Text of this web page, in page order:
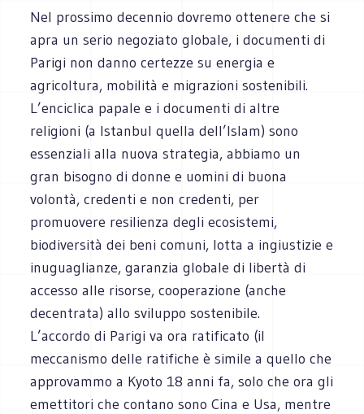
Nel prossimo decennio dovremo ottenere che si
apra un serio negoziato globale, i documenti di
Parigi non danno certezze su energia e
agricoltura, mobilità e migrazioni sostenibili.
L’enciclica papale e i documenti di altre
religioni (a Istanbul quella dell’Islam) sono
essenziali alla nuova strategia, abbiamo un
gran bisogno di donne e uomini di buona
volontà, credenti e non credenti, per
promuovere resilienza degli ecosistemi,
biodiversità dei beni comuni, lotta a ingiustizie e
inuguaglianze, garanzia globale di libertà di
accesso alle risorse, cooperazione (anche
decentrata) allo sviluppo sostenibile.
L’accordo di Parigi va ora ratificato (il
meccanismo delle ratifiche è simile a quello che
approvammo a Kyoto 18 anni fa, solo che ora gli
emettitori che contano sono Cina e Usa, mentre